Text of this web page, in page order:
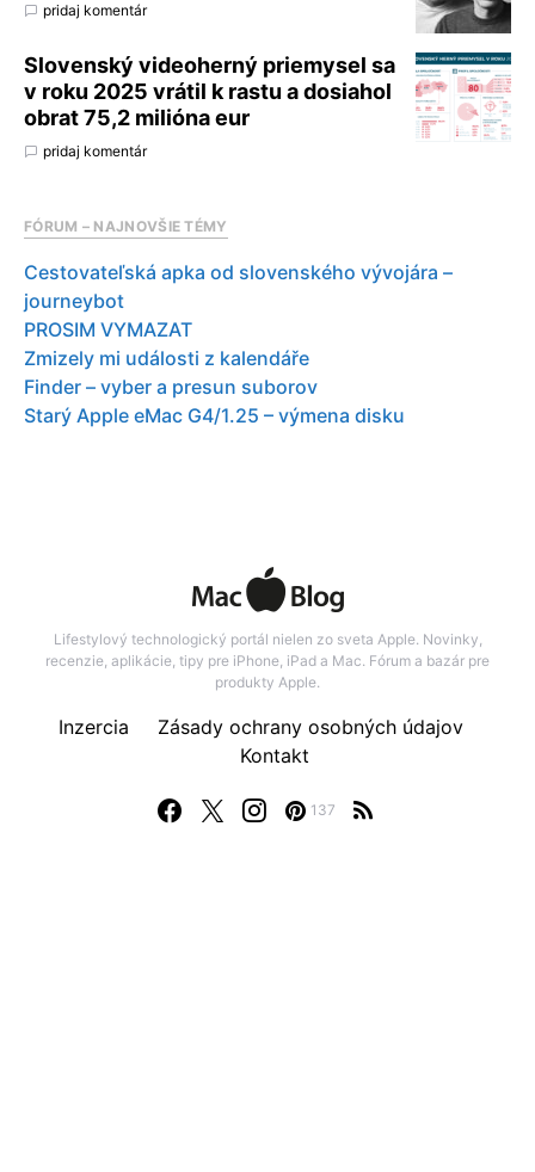
pridaj komentár
Slovenský videoherný priemysel sa
v roku 2025 vrátil k rastu a dosiahol
obrat 75,2 milióna eur
pridaj komentár
FÓRUM – NAJNOVŠIE TÉMY
Cestovateľská apka od slovenského vývojára –
journeybot
PROSIM VYMAZAT
Zmizely mi události z kalendáře
Finder – vyber a presun suborov
Starý Apple eMac G4/1.25 – výmena disku
Lifestylový technologický portál nielen zo sveta Apple. Novinky,
recenzie, aplikácie, tipy pre iPhone, iPad a Mac. Fórum a bazár pre
produkty Apple.
137
Inzercia
Zásady ochrany osobných údajov
Kontakt